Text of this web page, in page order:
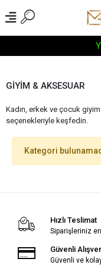
GİYİM & AKSESUAR
Kadın, erkek ve çocuk
seçenekleriyle keşfedin.
Kategori
Hızlı Teslimat
Siparişleriniz
Güvenli
Güvenli ve